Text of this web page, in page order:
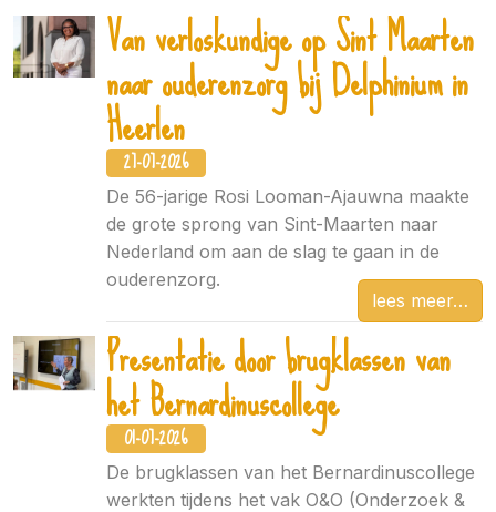
Van verloskundige op Sint Maarten
naar ouderenzorg bij Delphinium in
Heerlen
27-07-2026
De 56-jarige Rosi Looman-Ajauwna maakte
de grote sprong van Sint-Maarten naar
Nederland om aan de slag te gaan in de
ouderenzorg.
lees meer
Presentatie door brugklassen van
het Bernardinuscollege
01-07-2026
De brugklassen van het Bernardinuscollege
werkten tijdens het vak O&O (Onderzoek &